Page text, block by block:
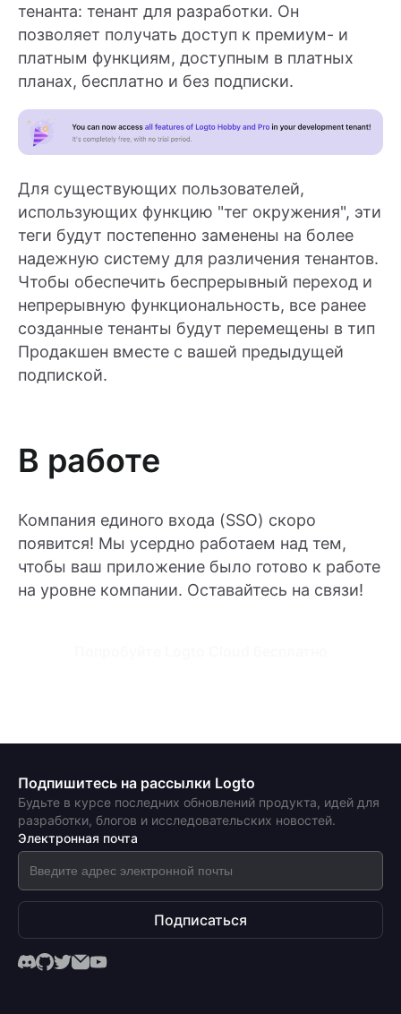
тенанта: тенант для разработки. Он
позволяет получать доступ к премиум- и
платным функциям, доступным в платных
планах, бесплатно и без подписки.
Для существующих пользователей,
использующих функцию "тег окружения", эти
теги будут постепенно заменены на более
надежную систему для различения тенантов.
Чтобы обеспечить беспрерывный переход и
непрерывную функциональность, все ранее
созданные тенанты будут перемещены в тип
Продакшен вместе с вашей предыдущей
подпиской.
В работе
Компания единого входа (SSO) скоро
появится! Мы усердно работаем над тем,
чтобы ваш приложение было готово к работе
на уровне компании. Оставайтесь на связи!
Подпишитесь на рассылки Logto
Будьте в курсе последних обновлений продукта, идей для
разработки, блогов и исследовательских новостей.
Электронная почта
Подписаться